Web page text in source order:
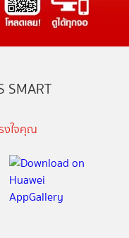
SMART
งใจคุณ